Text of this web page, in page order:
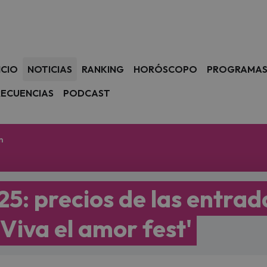
NOTICIAS RANKING HORÓSCOPO PROGRAMAS
PODCAST
precios de las
el amor fest'